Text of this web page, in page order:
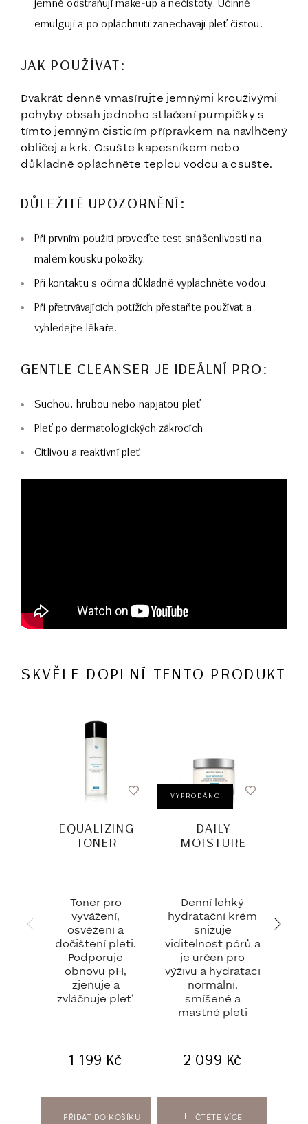
jemně odstraňují make-up a nečistoty. Účinně
emulgují a po opláchnutí zanechávají pleť čistou.
JAK POUŽÍVAT:
Dvakrát denně vmasírujte jemnými krouživými
pohyby obsah jednoho stlačení pumpičky s
tímto jemným čisticím přípravkem na navlhčený
obličej a krk. Osušte kapesníkem nebo
důkladně opláchněte teplou vodou a osušte.
DŮLEŽITÉ UPOZORNĚNÍ:
Při prvním použití proveďte test snášenlivosti na
malém kousku pokožky.
Při kontaktu s očima důkladně vypláchněte vodou.
Při přetrvávajících potížích přestaňte používat a
vyhledejte lékaře.
GENTLE CLEANSER JE IDEÁLNÍ PRO:
Suchou, hrubou nebo napjatou pleť
Pleť po dermatologických zákrocích
Citlivou a reaktivní pleť
SKVĚLE DOPLNÍ TENTO PRODUKT
PŘIDAT DO KOŠÍKU
EQUALIZING
TONER
Toner pro
vyvážení,
osvěžení a
dočištení pleti.
Podporuje
obnovu pH,
zjeňuje a
zvláčnuje pleť
1 199 Kč
VYPRODÁNO
ČTĚTE VÍCE
DAILY
MOISTURE
Denní lehký
hydratační krém
snižuje
viditelnost pórů a
je určen pro
výživu a hydrataci
normální,
smíšené a
mastné pleti
2 099 Kč